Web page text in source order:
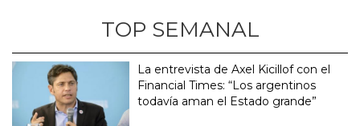
TOP SEMANAL
La entrevista de Axel Kicillof con el
Financial Times: “Los argentinos
todavía aman el Estado grande”